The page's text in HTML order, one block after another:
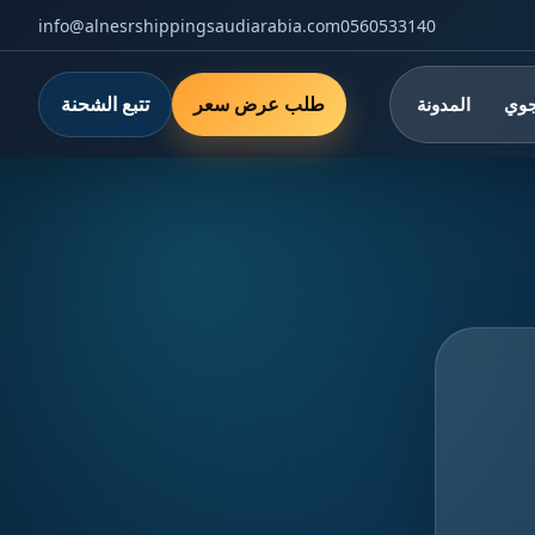
0560533140
info@alnesrshippingsaudiarabia.com
المدونة طلب عرض سعر تتبع الشحنة